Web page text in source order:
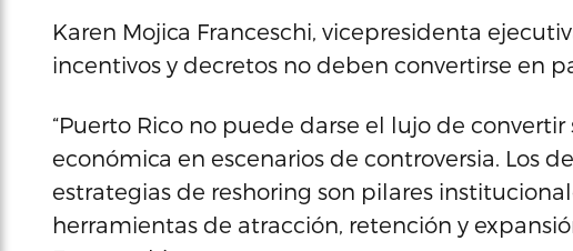
Karen Mojica Franceschi, vicepresidenta
incentivos y decretos no deben convertirse en
“Puerto Rico no puede darse el lujo de
económica en escenarios de controversia. Los
estrategias de reshoring son pilares
herramientas de atracción, retención y